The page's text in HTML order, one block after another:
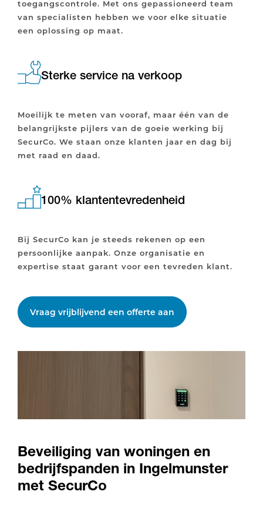
toegangscontrole. Met ons gepassioneerd team
van specialisten hebben we voor elke situatie
een oplossing op maat.
Sterke service na verkoop
Moeilijk te meten van vooraf, maar één van de
belangrijkste pijlers van de goeie werking bij
SecurCo. We staan onze klanten jaar en dag bij
met raad en daad.
100% klantentevredenheid
Bij SecurCo kan je steeds rekenen op een
persoonlijke aanpak. Onze organisatie en
expertise staat garant voor een tevreden klant.
Vraag vrijblijvend een offerte aan
Beveiliging van woningen en
bedrijfspanden in Ingelmunster
met SecurCo